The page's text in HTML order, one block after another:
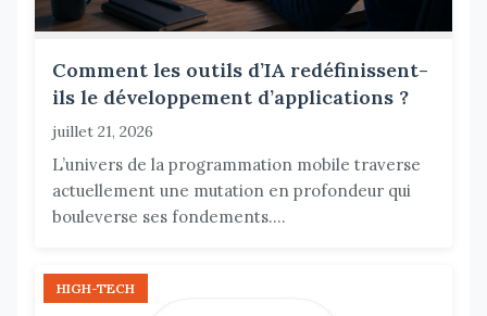
Comment les outils d’IA redéfinissent-
ils le développement d’applications ?
juillet 21, 2026
L’univers de la programmation mobile traverse
actuellement une mutation en profondeur qui
bouleverse ses fondements....
HIGH-TECH